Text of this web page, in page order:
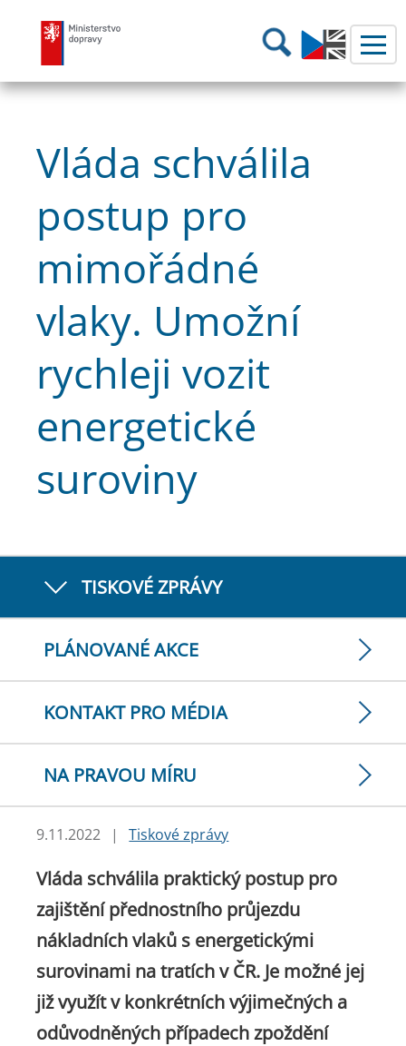
Ministerstvo dopravy Hledání
Vláda schválila
postup pro
mimořádné
vlaky. Umožní
rychleji vozit
energetické
suroviny
TISKOVÉ ZPRÁVY
PLÁNOVANÉ AKCE
KONTAKT PRO MÉDIA
NA PRAVOU MÍRU
9.11.2022 | Tiskové zprávy
Vláda schválila praktický postup pro
zajištění přednostního průjezdu
nákladních vlaků s energetickými
surovinami na tratích v ČR. Je možné jej
již využít v konkrétních výjimečných a
odůvodněných případech zpoždění